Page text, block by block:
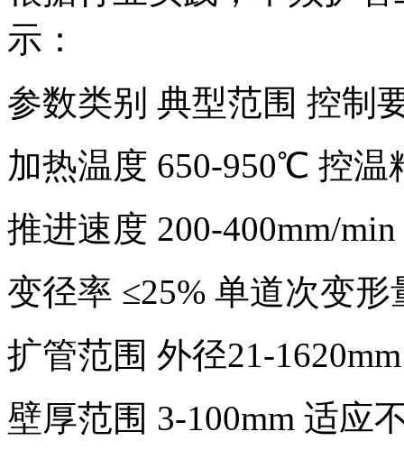
示：
参数类别 典型范围 控制
加热温度 650-950℃ 控
推进速度 200-400mm/
变径率 ≤25% 单道次变形
扩管范围 外径21-
壁厚范围 3-100mm 适应